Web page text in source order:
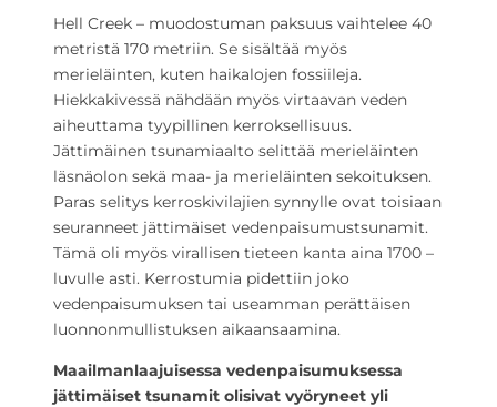
Hell Creek – muodostuman paksuus vaihtelee 40
metristä 170 metriin. Se sisältää myös
merieläinten, kuten haikalojen fossiileja.
Hiekkakivessä nähdään myös virtaavan veden
aiheuttama tyypillinen kerroksellisuus.
Jättimäinen tsunamiaalto selittää merieläinten
läsnäolon sekä maa- ja merieläinten sekoituksen.
Paras selitys kerroskivilajien synnylle ovat toisiaan
seuranneet jättimäiset vedenpaisumustsunamit.
Tämä oli myös virallisen tieteen kanta aina 1700 –
luvulle asti. Kerrostumia pidettiin joko
vedenpaisumuksen tai useamman perättäisen
luonnonmullistuksen aikaansaamina.
Maailmanlaajuisessa vedenpaisumuksessa
jättimäiset tsunamit olisivat vyöryneet yli